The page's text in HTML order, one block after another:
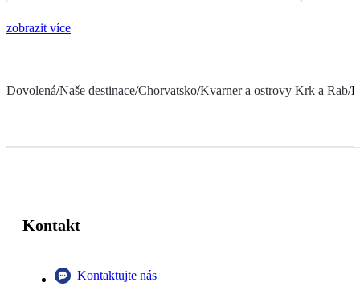
zobrazit více
Dovolená/Naše destinace/Chorvatsko/Kvarner a ostrovy Krk a Rab/
Kontakt
Kontaktujte nás